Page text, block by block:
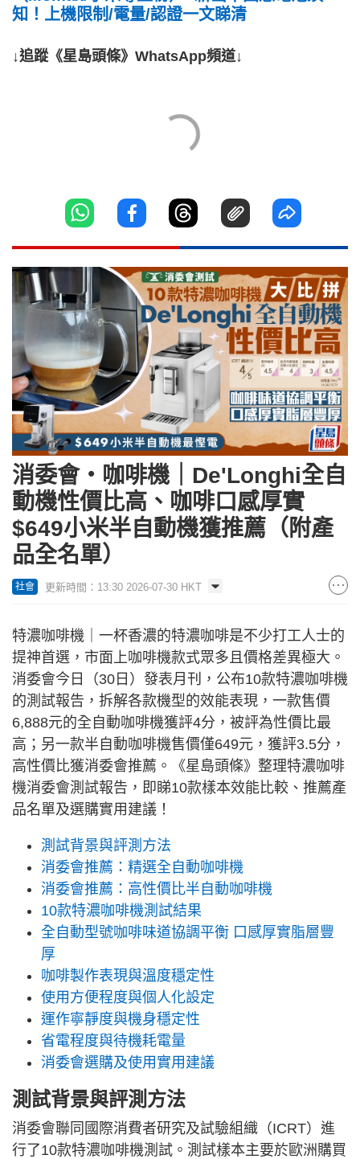
知！上機限制/電量/認證一文睇清
↓追蹤《星島頭條》WhatsApp頻道↓
消委會‧咖啡機｜De'Longhi全自
動機性價比高、咖啡口感厚實
$649小米半自動機獲推薦（附產
品全名單）
社會 更新時間：13:30 2026-07-30 HKT
特濃咖啡機｜一杯香濃的特濃咖啡是不少打工人士的
提神首選，市面上咖啡機款式眾多且價格差異極大。
消委會今日（30日）發表月刊，公布10款特濃咖啡機
的測試報告，拆解各款機型的效能表現，一款售價
6,888元的全自動咖啡機獲評4分，被評為性價比最
高；另一款半自動咖啡機售價僅649元，獲評3.5分，
高性價比獲消委會推薦。《星島頭條》整理特濃咖啡
機消委會測試報告，即睇10款樣本效能比較、推薦產
品名單及選購實用建議！
測試背景與評測方法
消委會推薦：精選全自動咖啡機
消委會推薦：高性價比半自動咖啡機
10款特濃咖啡機測試結果
全自動型號咖啡味道協調平衡 口感厚實脂層豐
厚
咖啡製作表現與溫度穩定性
使用方便程度與個人化設定
運作寧靜度與機身穩定性
省電程度與待機耗電量
消委會選購及使用實用建議
測試背景與評測方法
消委會聯同國際消費者研究及試驗組織（ICRT）進
行了10款特濃咖啡機測試。測試樣本主要於歐洲購買